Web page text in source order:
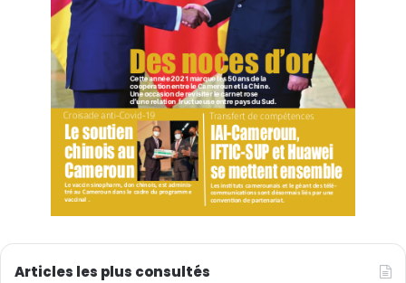
Articles les plus consultés